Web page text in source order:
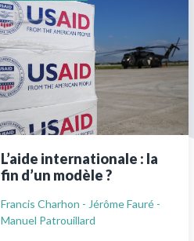
Nos parutions
Ressources
Pour nous soutenir
Nous contacter
L’aide internationale : la
fin d’un modèle ?
Francis Charhon - Jérôme Fauré -
Manuel Patrouillard